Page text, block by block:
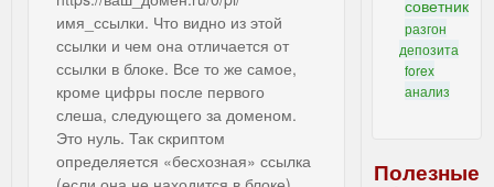
имя_ссылки. Что видно из этой
ссылки и чем она отличается от
ссылки в блоке. Все то же самое,
кроме цифры после первого
слеша, следующего за доменом.
Это нуль. Так скриптом
определяется «бесхозная» ссылка
советник
разгон
депозита
forex
анализ
Полезные